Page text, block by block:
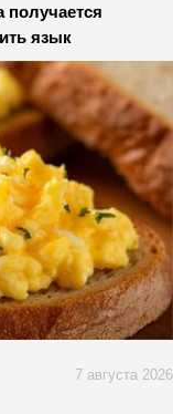
получается
язык
7 августа 2026